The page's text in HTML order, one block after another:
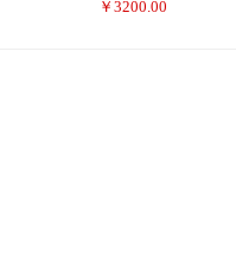
￥ 3200.00